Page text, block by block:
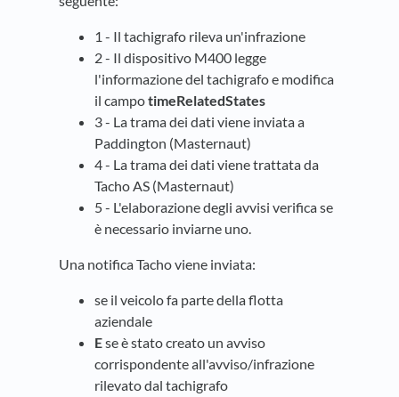
1 - Il tachigrafo rileva un'infrazione
2 - Il dispositivo M400 legge
l'informazione del tachigrafo e modifica
il campotimeRelatedStates
3 - La trama dei dati viene inviata a
Paddington (Masternaut)
4 - La trama dei dati viene trattata da
Tacho AS (Masternaut)
5 - L'elaborazione degli avvisi verifica se
è necessario inviarne uno.
Una notifica Tacho viene inviata:
se il veicolo fa parte della flotta
aziendale
Ese è stato creato un avviso
corrispondente all'avviso/infrazione
rilevato dal tachigrafo